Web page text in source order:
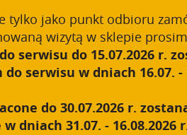
O NAS TECHNOLOGIA
tylko jako punkt odbioru
wizytą w sklepie
serwisu do 15.07.2026 r.
serwisu w dniach 16.07. -
do 30.07.2026 r.
dniach 31.07. -